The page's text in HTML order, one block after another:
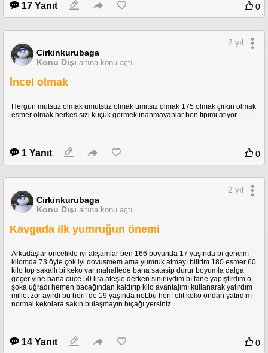
17 Yanıt 0
Cirkinkurubaga
Konu Dışı altına konu açtı.
2 yıl
İncel olmak
Hergun mutsuz olmak umutsuz olmak ümitsiz olmak 175 olmak çirkin olmak
esmer olmak herkes sizi küçük görmek inanmayanlar ben tipimi atiyor
1 Yanıt 0
Cirkinkurubaga
Konu Dışı altına konu açtı.
2 yıl
Kavgada ilk yumruğun önemi
Arkadaşlar öncelikle iyi akşamlar ben 166 boyunda 17 yaşında bı gencim
kilomda 73 öyle çok iyi dovusmem ama yumruk atmayı bilirim 180 esmer 60
kilo top sakallı bi keko var mahallede bana satasip durur boyumla dalga
geçer yine bana cüce 50 lira ateşle derken sinirliydim bı tane yapıştırdım o
şoka uğradı hemen bacağından kaldırıp kilo avantajımı kullanarak yatırdım
millet zor ayirdi bu herif de 19 yaşında not:bu herif elit keko ondan yatırdım
normal kekolara sakın bulaşmayın bıçağı yersiniz
14 Yanıt 0